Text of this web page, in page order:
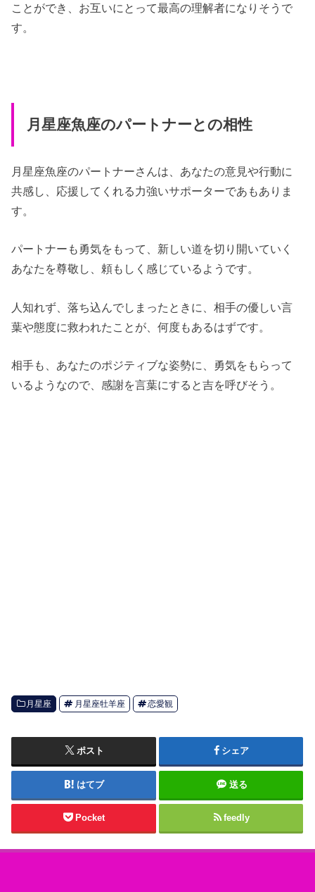
ことができ、お互いにとって最高の理解者になりそうで
す。
月星座魚座のパートナーとの相性
月星座魚座のパートナーさんは、あなたの意見や行動に
共感し、応援してくれる力強いサポーターであもありま
す。
パートナーも勇気をもって、新しい道を切り開いていく
あなたを尊敬し、頼もしく感じているようです。
人知れず、落ち込んでしまったときに、相手の優しい言
葉や態度に救われたことが、何度もあるはずです。
相手も、あなたのポジティブな姿勢に、勇気をもらって
いるようなので、感謝を言葉にすると吉を呼びそう。
月星座 月星座牡羊座 恋愛観
ポスト シェア
はてブ 送る
Pocket feedly